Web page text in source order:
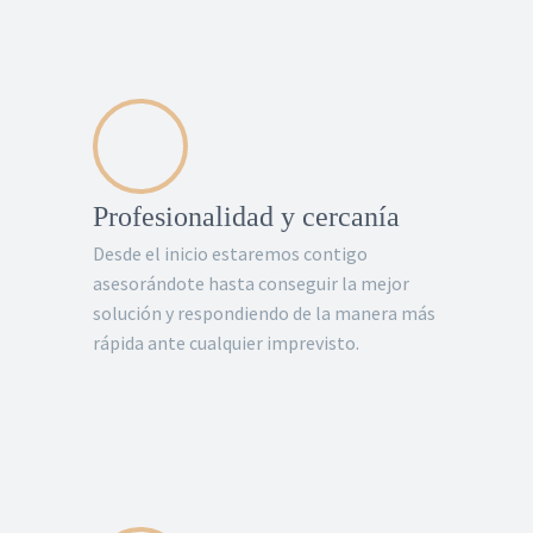
Profesionalidad y cercanía
Desde el inicio estaremos contigo
asesorándote hasta conseguir la mejor
solución y respondiendo de la manera más
rápida ante cualquier imprevisto.